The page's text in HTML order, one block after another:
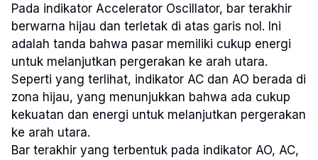
Pada indikator Accelerator Oscillator, bar terakhir
berwarna hijau dan terletak di atas garis nol. Ini
adalah tanda bahwa pasar memiliki cukup energi
untuk melanjutkan pergerakan ke arah utara.
Seperti yang terlihat, indikator AC dan AO berada di
zona hijau, yang menunjukkan bahwa ada cukup
kekuatan dan energi untuk melanjutkan pergerakan
ke arah utara.
Bar terakhir yang terbentuk pada indikator AO, AC,